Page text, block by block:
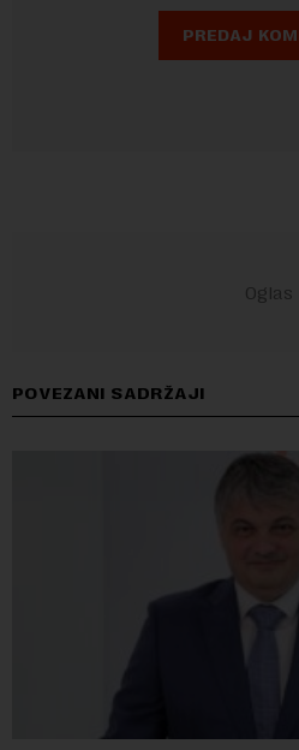
POVEZANI SADRŽAJI